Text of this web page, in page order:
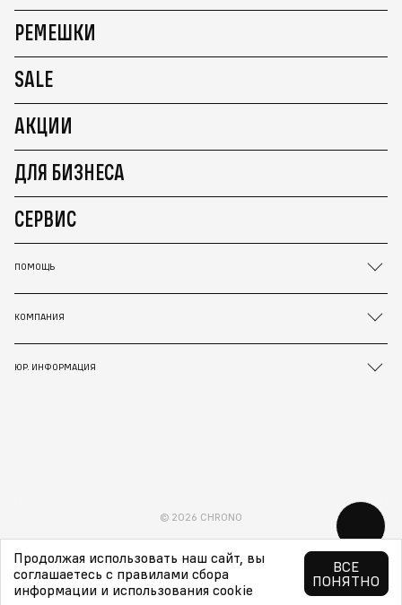
РЕМЕШКИ
SALE
АКЦИИ
ДЛЯ БИЗНЕСА
СЕРВИС
ПОМОЩЬ
КОМПАНИЯ
ЮР. ИНФОРМАЦИЯ
© 2026 CHRONO
Продолжая использовать наш сайт, вы
соглашаетесь с правилами сбора
информации и использования cookie
ВСЕ
ПОНЯТНО